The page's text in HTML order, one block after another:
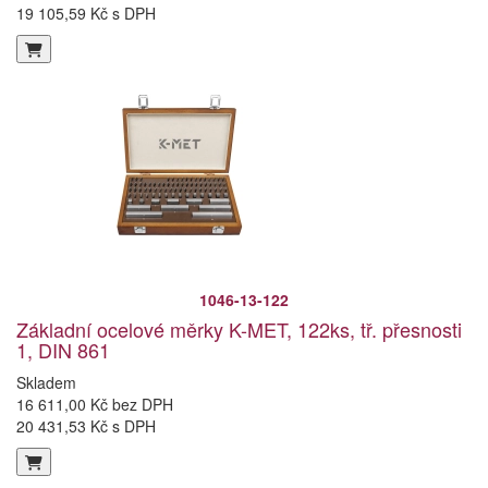
19 105,59 Kč s DPH
1046-13-122
Základní ocelové měrky K-MET, 122ks, tř. přesnosti
1, DIN 861
Skladem
16 611,00 Kč bez DPH
20 431,53 Kč s DPH